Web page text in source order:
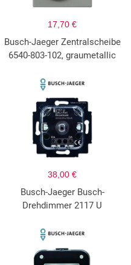
17,70 €
Busch-Jaeger Zentralscheibe
6540-803-102, graumetallic
38,00 €
Busch-Jaeger Busch-
Drehdimmer 2117 U